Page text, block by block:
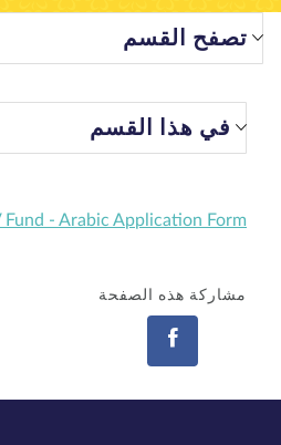
تصفح القسم
في هذا القسم
STV Fund - Arabic Application Form
مشاركة هذه الصفحة